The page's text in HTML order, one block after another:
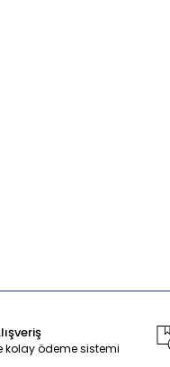
kolay ödeme sistemi